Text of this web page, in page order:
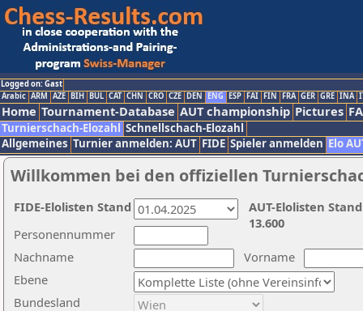
Logged on: Gast
Arabic ARM AZE BIH BUL CAT CHN CRO CZE DEN ENG ESP FAI FIN FRA GER GRE INA
Home Tournament-Database AUT championship Pictures
Turnierschach-Elozahl Schnellschach-Elozahl
Allgemeines Turnier anmelden: AUT FIDE Spieler anmelden Elo
Willkommen bei den offiziellen
Nachname
Vorname
Ebene
Personennummer
Bundesland
AUT-Elolisten
13.600
FIDE-Elolisten Stand